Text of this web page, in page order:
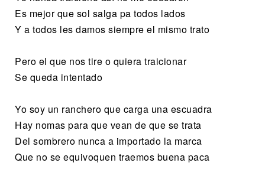
Es mejor que sol salga pa todos lados
Y a todos les damos siempre el mismo trato
Pero el que nos tire o quiera traicionar
Se queda intentado
Yo soy un ranchero que carga una escuadra
Hay nomas para que vean de que se trata
Del sombrero nunca a importado la marca
Que no se equivoquen traemos buena paca